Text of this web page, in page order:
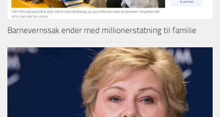
Barnevernssak ender med millionerstatning til familie